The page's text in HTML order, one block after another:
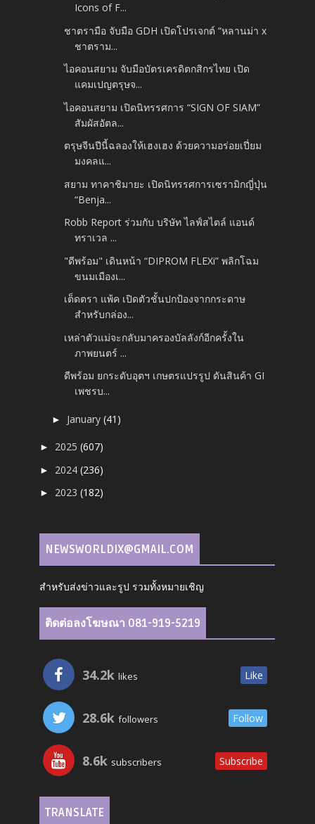
Icons of F...
ชาตรามือ จับมือ GDH เปิดโปรเจกต์ “หลานม่า x
ชาตราม...
ไอคอนสยาม จับมือบัตรเครดิตกสิกรไทย เปิด
แคมเปญตรุษจ...
ไอคอนสยาม เปิดนิทรรศการ “SIGN OF SIAM”
สัมผัสอัตล...
ตรุษจีนปีนี้ฉลองให้เฮงเฮง ด้วยความอร่อยเปี่ยม
มงคลแ...
สยาม ทาคาชิมายะ เปิดนิทรรศการเซรามิกญี่ปุ่น
“Benja...
Robb Report ร่วมกับ บริษัท ไลฟ์สไตล์ แอนด์
ทราเวล ...
"ดีพร้อม" เดินหน้า “DIPROM FLEXi” พลิกโฉม
ขนมเมืองเ...
เต็ดตรา แพ้ค เปิดตัวชั้นปกป้องจากกระดาษ
สำหรับกล่อง...
เหล่าตัวแม่จะกลับมาครองบัลลังก์อีกครั้งใน
ภาพยนตร์ ...
ดีพร้อม ยกระดับอุตฯ เกษตรแปรรูป ดันสินค้า GI
เพชรบ...
► January(41)
► 2025(607)
► 2024(236)
► 2023(182)
NEWSWORLDIX@GMAIL.COM
สำหรับส่งข่าวและรูป รวมทั้งหมายเชิญ
ติดต่อลงโฆษณา 081-919-5219
34.2k likes Like
28.6k followers Follow
8.6k subscribers Subscribe
TRANSLATE